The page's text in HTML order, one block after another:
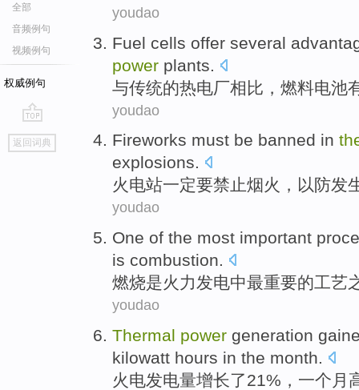
全部
音频例句
视频例句
权威例句
go
top
返回词典
youdao
Fuel cells offer several
power plants.
与传统的热电厂相比， 燃料电池
youdao
Fireworks must be banned in
explosions.
火电站一定要禁止烟火 ， 以防发
youdao
One of the most important
is combustion.
燃烧是火力发电中最重要的工艺
youdao
Thermal power generation
kilowatt hours in the month.
火电发电量增长了21%，一个月